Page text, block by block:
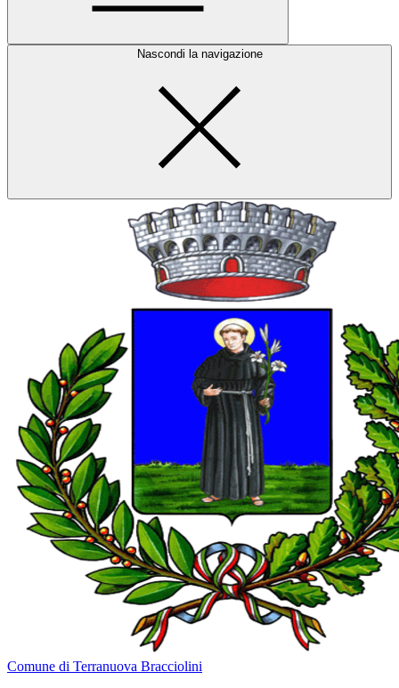
Nascondi la navigazione
Comune di Terranuova Bracciolini